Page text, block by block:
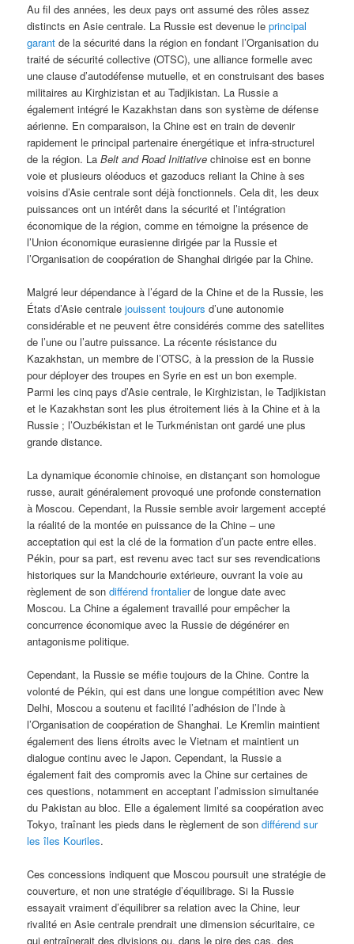
Au fil des années, les deux pays ont assumé des rôles assez
distincts en Asie centrale. La Russie est devenue leprincipal
garant de la sécurité dans la région en fondant l’Organisation du
traité de sécurité collective (OTSC), une alliance formelle avec
une clause d’autodéfense mutuelle, et en construisant des bases
militaires au Kirghizistan et au Tadjikistan. La Russie a
également intégré le Kazakhstan dans son système de défense
aérienne. En comparaison, la Chine est en train de devenir
rapidement le principal partenaire énergétique et infra-structurel
de la région. LaBelt and Road Initiative chinoise est en bonne
voie et plusieurs oléoducs et gazoducs reliant la Chine à ses
voisins d’Asie centrale sont déjà fonctionnels. Cela dit, les deux
puissances ont un intérêt dans la sécurité et l’intégration
économique de la région, comme en témoigne la présence de
l’Union économique eurasienne dirigée par la Russie et
l’Organisation de coopération de Shanghai dirigée par la Chine.
Malgré leur dépendance à l’égard de la Chine et de la Russie, les
États d’Asie centralejouissent toujours d’une autonomie
considérable et ne peuvent être considérés comme des satellites
de l’une ou l’autre puissance. La récente résistance du
Kazakhstan, un membre de l’OTSC, à la pression de la Russie
pour déployer des troupes en Syrie en est un bon exemple.
Parmi les cinq pays d’Asie centrale, le Kirghizistan, le Tadjikistan
et le Kazakhstan sont les plus étroitement liés à la Chine et à la
Russie ; l’Ouzbékistan et le Turkménistan ont gardé une plus
grande distance.
La dynamique économie chinoise, en distançant son homologue
russe, aurait généralement provoqué une profonde consternation
à Moscou. Cependant, la Russie semble avoir largement accepté
la réalité de la montée en puissance de la Chine – une
acceptation qui est la clé de la formation d’un pacte entre elles.
Pékin, pour sa part, est revenu avec tact sur ses revendications
historiques sur la Mandchourie extérieure, ouvrant la voie au
règlement de sondifférend frontalierde longue date avec
Moscou. La Chine a également travaillé pour empêcher la
concurrence économique avec la Russie de dégénérer en
antagonisme politique.
Cependant, la Russie se méfie toujours de la Chine. Contre la
volonté de Pékin, qui est dans une longue compétition avec New
Delhi, Moscou a soutenu et facilité l’adhésion de l’Inde à
l’Organisation de coopération de Shanghai. Le Kremlin maintient
également des liens étroits avec le Vietnam et maintient un
dialogue continu avec le Japon. Cependant, la Russie a
également fait des compromis avec la Chine sur certaines de
ces questions, notamment en acceptant l’admission simultanée
du Pakistan au bloc. Elle a également limité sa coopération avec
Tokyo, traînant les pieds dans le règlement de sondifférend sur
les îles Kouriles.
Ces concessions indiquent que Moscou poursuit une stratégie de
couverture, et non une stratégie d’équilibrage. Si la Russie
essayait vraiment d’équilibrer sa relation avec la Chine, leur
rivalité en Asie centrale prendrait une dimension sécuritaire, ce
qui entraînerait des divisions ou, dans le pire des cas, des